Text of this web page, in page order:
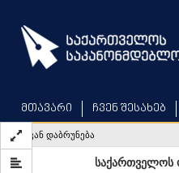
main
content
მთავარი ჩვენ შესახებ
უკან დაბრუნება
საქართველოს